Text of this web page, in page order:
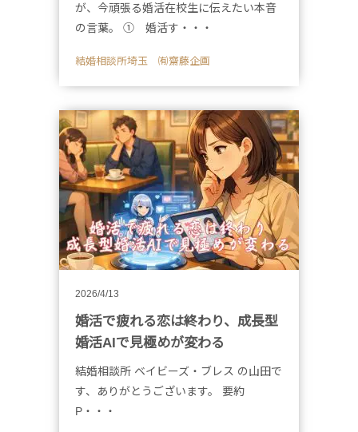
が、今頑張る婚活在校生に伝えたい本音
の言葉。 ① 婚活す・・・
結婚相談所埼玉 ㈲齋藤企画
2026/4/13
婚活で疲れる恋は終わり、成長型
婚活AIで見極めが変わる
結婚相談所 ベイビーズ・ブレス の山田で
す、ありがとうございます。 要約
P・・・